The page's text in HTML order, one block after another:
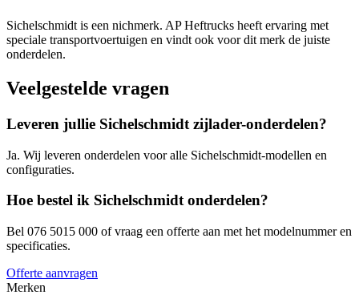
Sichelschmidt is een nichmerk. AP Heftrucks heeft ervaring met
speciale transportvoertuigen en vindt ook voor dit merk de juiste
onderdelen.
Veelgestelde vragen
Leveren jullie Sichelschmidt zijlader-onderdelen?
Ja. Wij leveren onderdelen voor alle Sichelschmidt-modellen en
configuraties.
Hoe bestel ik Sichelschmidt onderdelen?
Bel 076 5015 000 of vraag een offerte aan met het modelnummer en
specificaties.
Offerte aanvragen
Merken